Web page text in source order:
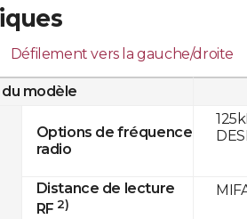
Défilement vers la gauche/droite
modèle
Options de fréquence
radio
Distance de lecture
RF 2)